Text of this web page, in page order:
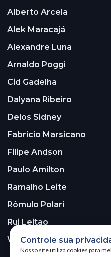
Alberto Arcela
Alek Maracajá
Alexandre Luna
Arnaldo Poggi
Cid Gadelha
Dalyana Ribeiro
Delos Sidney
Fabricio Marsicano
Filipe Andson
Paulo Amilton
Ramalho Leite
Rômulo Polari
Rui Leitão
Walter Santos
Controle sua
Nosso site utiliza cookies para